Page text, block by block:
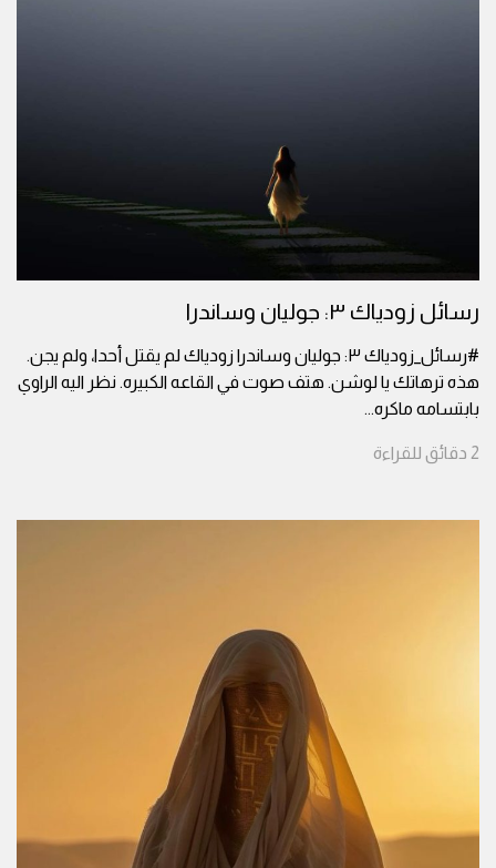
رسائل زودياك ٣: جوليان وساندرا
#رسائل_زودياك ٣: جوليان وساندرا زودياك لم يقتل أحدا، ولم يجن.
هذه ترهاتك يا لوشن. هتف صوت في القاعه الكبيره. نظر اليه الراوي
بابتسامه ماكره...
2 دقائق للقراءة